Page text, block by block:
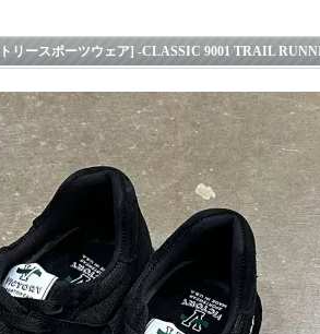
リースポーツウェア] -CLASSIC 9001 TRAIL